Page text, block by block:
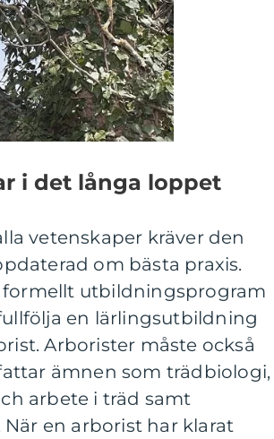
i det långa loppet
vetenskaper kräver den
om bästa praxis.
utbildningsprogram
en lärlingsutbildning
Arborister måste också
ämnen som trädbiologi,
arbete i träd samt
en arborist har klarat